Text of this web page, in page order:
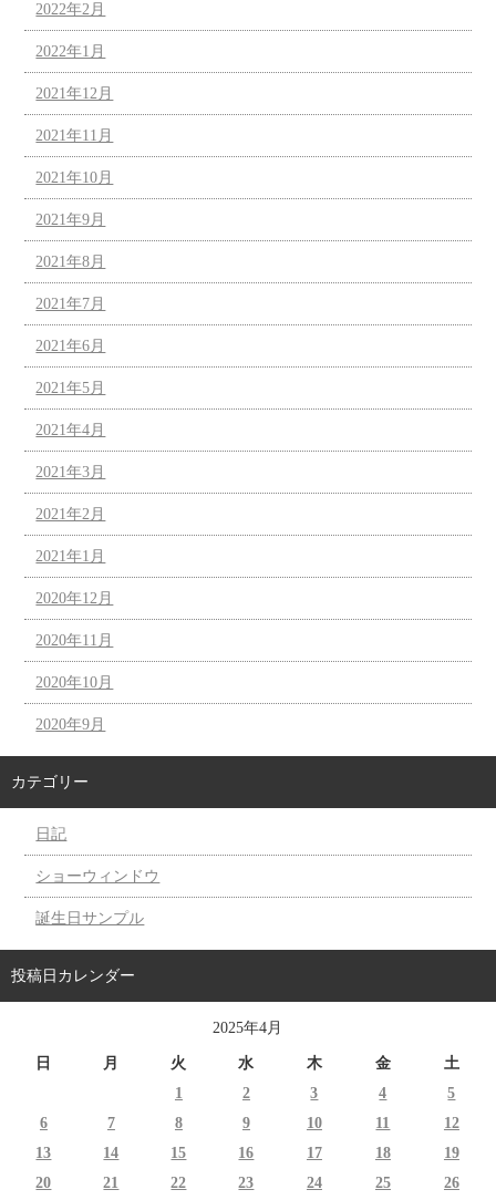
2022年2月
2022年1月
2021年12月
2021年11月
2021年10月
2021年9月
2021年8月
2021年7月
2021年6月
2021年5月
2021年4月
2021年3月
2021年2月
2021年1月
2020年12月
2020年11月
2020年10月
2020年9月
カテゴリー
日記
ショーウィンドウ
誕生日サンプル
投稿日カレンダー
2025年4月
日 月 火 水 木 金
土
1
2 3 4
5
6
7 8 9 10 11
12
13
14 15 16 17 18
19
20
21 22 23 24 25 26